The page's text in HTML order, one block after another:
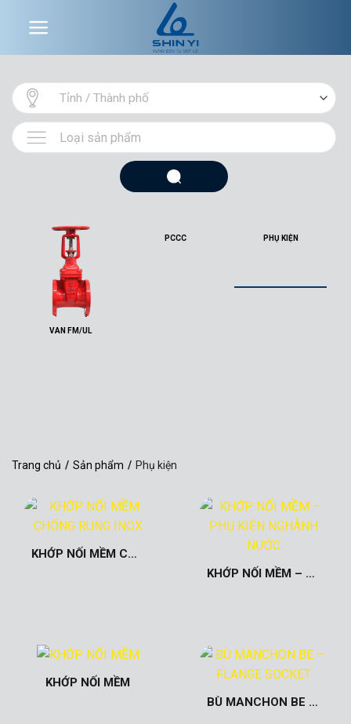
VAN FM/UL
PCCC PHỤ KIỆN
Trang chủ / Sản phẩm / Phụ kiện
KHỚP NỐI MỀM CHỐNG RUNG INOX
KHỚP NỐI MỀM – PHỤ KIỆN NGHÀNH NƯỚC
KHỚP NỐI MỀM
BÙ MANCHON BE – FLANGE SOCKET